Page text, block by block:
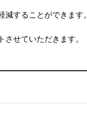
することができます。
せていただきます。